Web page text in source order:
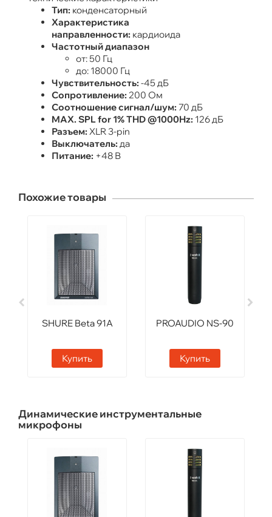
Тип: конденсаторный
Характеристика
направленности: кардиоида
Частотный диапазон
от: 50 Гц
до: 18000 Гц
Чувствительность: -45 дБ
Сопротивление: 200 Ом
Соотношение сигнал/шум: 70 дБ
MAX. SPL for 1% THD @1000Hz: 126 дБ
Разъем: XLR 3-pin
Выключатель: да
Питание: +48 В
Похожие товары
SHURE Beta 91A
Купить
PROAUDIO NS-90
Купить
Динамические инструментальные
микрофоны